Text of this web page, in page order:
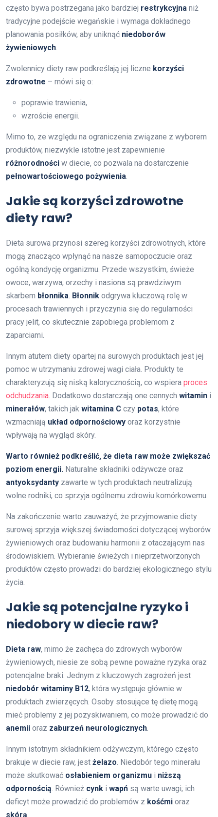
często bywa postrzegana jako bardziej restrykcyjna niż
tradycyjne podejście wegańskie i wymaga dokładnego
planowania posiłków, aby uniknąć niedoborów
żywieniowych
Zwolennicy diety raw podkreślają jej liczne korzyści
zdrowotne – mówi się o:
poprawie trawienia,
wzroście energii.
Mimo to, ze względu na ograniczenia związane z wyborem
produktów, niezwykle istotne jest zapewnienie
różnorodności w diecie, co pozwala na dostarczenie
pełnowartościowego pożywienia
Jakie są korzyści zdrowotne
diety raw?
Dieta surowa przynosi szereg korzyści zdrowotnych, które
mogą znacząco wpłynąć na nasze samopoczucie oraz
ogólną kondycję organizmu. Przede wszystkim, świeże
owoce, warzywa, orzechy i nasiona są prawdziwym
skarbem błonnika Błonnik odgrywa kluczową rolę w
procesach trawiennych i przyczynia się do regularności
pracy jelit, co skutecznie zapobiega problemom z
zaparciami.
Innym atutem diety opartej na surowych produktach jest jej
pomoc w utrzymaniu zdrowej wagi ciała. Produkty te
charakteryzują się niską kalorycznością, co wspiera proces
odchudzania . Dodatkowo dostarczają one cennych witamin i
minerałów, takich jak witamina C czy potas, które
wzmacniają układ odpornościowy oraz korzystnie
wpływają na wygląd skóry.
Warto również podkreślić, że dieta raw może zwiększać
poziom energii. Naturalne składniki odżywcze oraz
antyoksydanty zawarte w tych produktach neutralizują
wolne rodniki, co sprzyja ogólnemu zdrowiu komórkowemu.
Na zakończenie warto zauważyć, że przyjmowanie diety
surowej sprzyja większej świadomości dotyczącej wyborów
żywieniowych oraz budowaniu harmonii z otaczającym nas
środowiskiem. Wybieranie świeżych i nieprzetworzonych
produktów często prowadzi do bardziej ekologicznego stylu
życia.
Jakie są potencjalne ryzyko i
niedobory w diecie raw?
Dieta raw, mimo że zachęca do zdrowych wyborów
żywieniowych, niesie ze sobą pewne poważne ryzyka oraz
potencjalne braki. Jednym z kluczowych zagrożeń jest
niedobór witaminy B12, która występuje głównie w
produktach zwierzęcych. Osoby stosujące tę dietę mogą
mieć problemy z jej pozyskiwaniem, co może prowadzić do
anemii oraz zaburzeń neurologicznych
Innym istotnym składnikiem odżywczym, którego często
brakuje w diecie raw, jest żelazo . Niedobór tego minerału
może skutkować osłabieniem organizmu i niższą
odpornością . Również cynk i wapń są warte uwagi; ich
deficyt może prowadzić do problemów z kośćmi oraz
skórą